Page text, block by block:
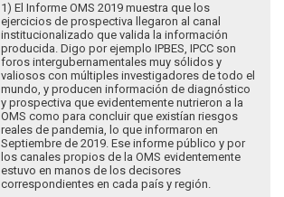
1) El Informe OMS 2019 muestra que los
ejercicios de prospectiva llegaron al canal
institucionalizado que valida la información
producida. Digo por ejemplo IPBES, IPCC son
foros intergubernamentales muy sólidos y
valiosos con múltiples investigadores de todo el
mundo, y producen información de diagnóstico
y prospectiva que evidentemente nutrieron a la
OMS como para concluir que existían riesgos
reales de pandemia, lo que informaron en
Septiembre de 2019. Ese informe público y por
los canales propios de la OMS evidentemente
estuvo en manos de los decisores
correspondientes en cada país y región.